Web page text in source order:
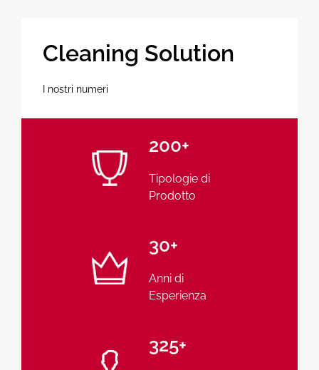
Cleaning Solution
I nostri numeri
200+
Tipologie di
Prodotto
30+
Anni di
Esperienza
325+